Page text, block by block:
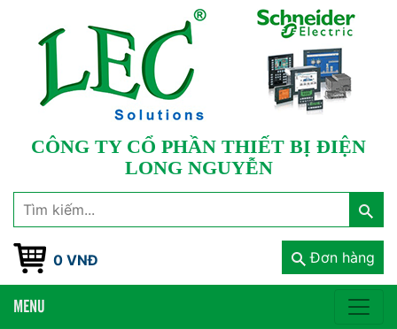
CÔNG TY CỔ PHẦN THIẾT BỊ ĐIỆN
LONG NGUYỄN
0 VNĐ Đơn hàng
MENU